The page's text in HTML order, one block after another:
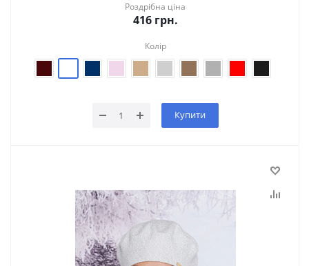
Роздрібна ціна
416грн.
Колір
Купити